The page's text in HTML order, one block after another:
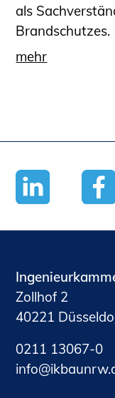
als
Brandschutzes.
mehr
Zollhof 2
40221
0211 13067-0
nf
kb nrw